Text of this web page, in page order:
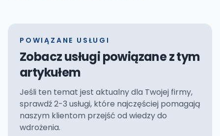
POWIĄZANE USŁUGI
Zobacz usługi powiązane z tym
artykułem
Jeśli ten temat jest aktualny dla Twojej firmy,
sprawdź 2-3 usługi, które najczęściej pomagają
naszym klientom przejść od wiedzy do
wdrożenia.